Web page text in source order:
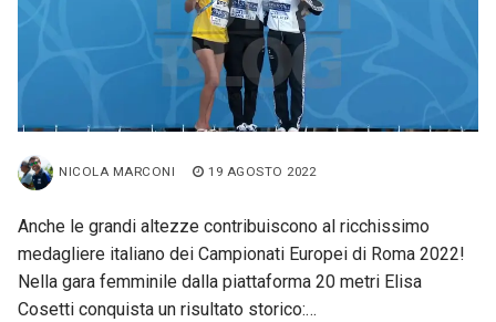
NICOLA MARCONI 19 AGOSTO 2022
Anche le grandi altezze contribuiscono al ricchissimo
medagliere italiano dei Campionati Europei di Roma 2022!
Nella gara femminile dalla piattaforma 20 metri Elisa
Cosetti conquista un risultato storico:…